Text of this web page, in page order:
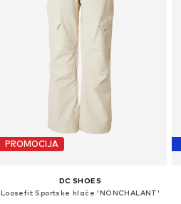
PROMOCIJA
DC SHOES
Loosefit Sportske hlače 'NONCHALANT'